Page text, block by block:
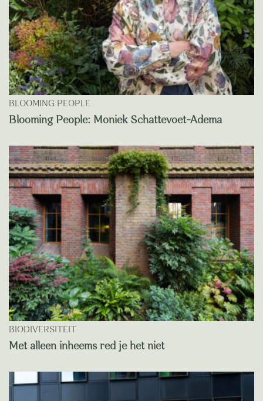
BLOOMING PEOPLE
Blooming People: Moniek Schattevoet-Adema
BIODIVERSITEIT
Met alleen inheems red je het niet